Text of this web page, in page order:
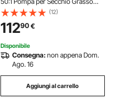
Pneumatica 20 Litri Pistola per
Grasso Pompa Grasso Portatile
Ruote Tubo da 4m Ugello a 360°
Raccordo NPT Standard
(12)
11290€
Disponibile
Consegna:non appena Dom.
Ago. 16
Aggiungi al carrello